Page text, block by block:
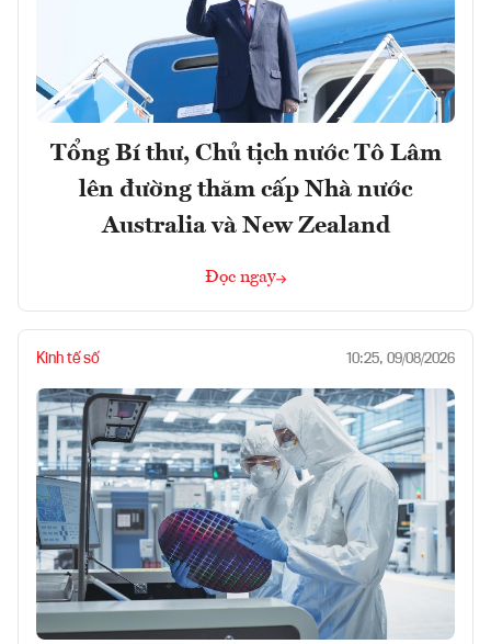
Tổng Bí thư, Chủ tịch nước Tô Lâm
lên đường thăm cấp Nhà nước
Australia và New Zealand
Đọc ngay
Kinh tế số 10:25, 09/08/2026